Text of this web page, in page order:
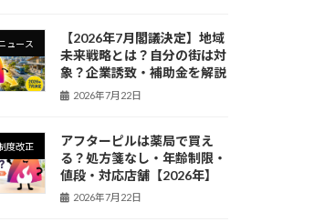
ュース
【2026年7月閣議決定】地域
未来戦略とは？自分の街は対
象？企業誘致・補助金を解説
2026年7月22日
度改正
アフターピルは薬局で買え
る？処方箋なし・年齢制限・
値段・対応店舗【2026年】
2026年7月22日